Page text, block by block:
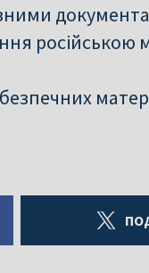
російською